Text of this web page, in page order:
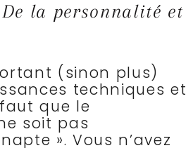
la personnalité et
(sinon plus)
techniques et
que le
soit pas
». Vous n’avez